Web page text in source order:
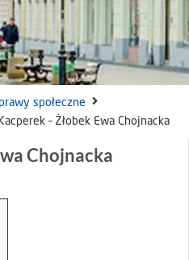
społeczne
Kacperek – Żłobek Ewa Chojnacka
Chojnacka